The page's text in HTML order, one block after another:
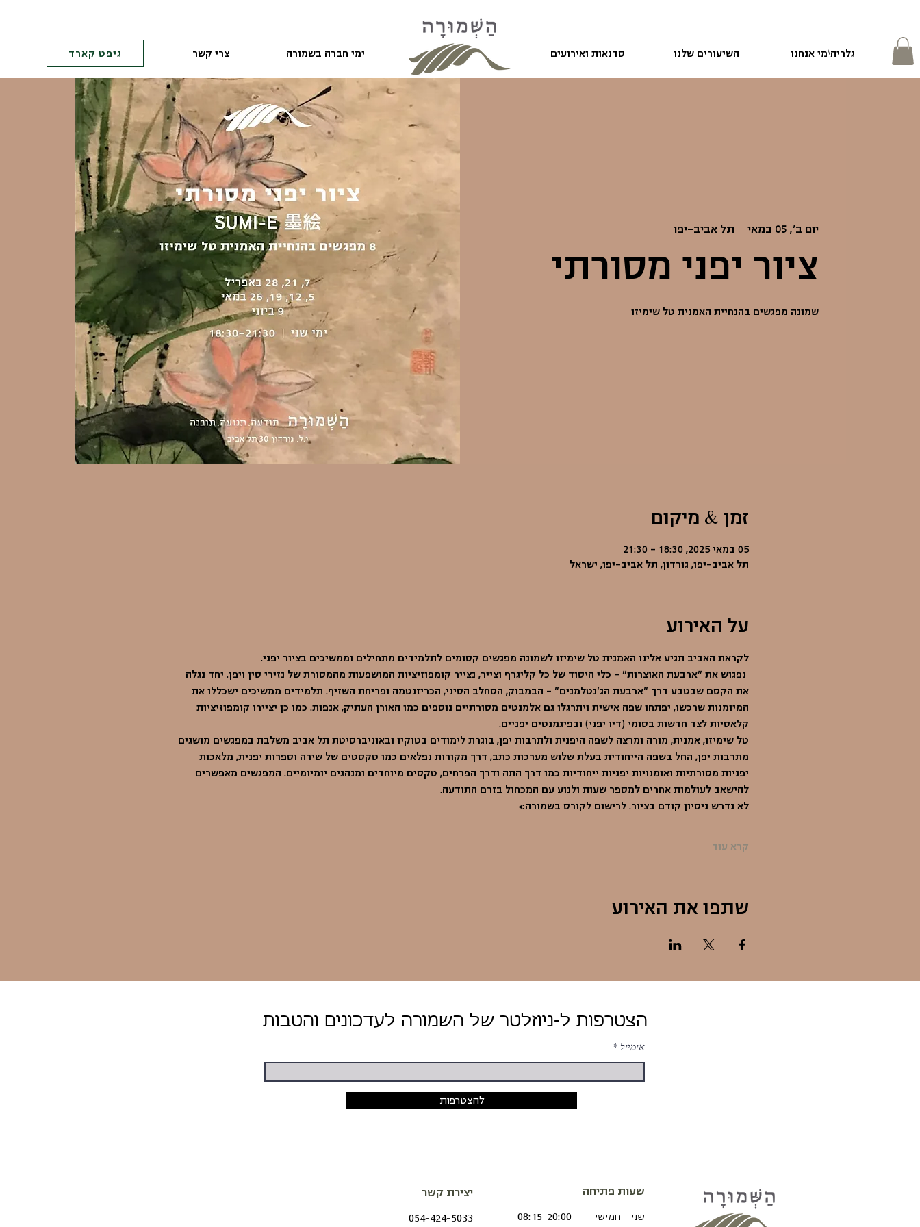
גיפט קארד צרי קשר ימי חברה בשמורה סדנאות ואירועים השיעורים שלנו גלריה\מי אנחנו
יום ב׳, 05 במאי תל אביב-יפו
ציור יפני מסורתי
שמונה מפגשים בהנחיית האמנית טל שימיזו
זמן & מיקום
05 במאי 2025, 18:30 – 21:30
תל אביב-יפו, גורדון, תל אביב-יפו, ישראל
על האירוע
לקראת האביב תגיע אלינו האמנית טל שימיזו לשמונה מפגשים קסומים לתלמידים מתחילים וממשיכים בציור יפני.
נפגוש את "ארבעת האוצרות" – כלי היסוד של כל קליגרף וצייר, נצייר קומפוזיציות המושפעות מהמסורת של נזירי סין ויפן. יחד נגלה
את הקסם שבטבע דרך "ארבעת הג'נטלמנים" – הבמבוק, הסחלב הסיני, הכריזנטמה ופריחת השזיף. תלמידים ממשיכים ישכללו את
המיומנות שרכשו, יפתחו שפה אישית ויתרגלו גם אלמנטים מסורתיים נוספים כמו האורן העתיק, אנפות. כמו כן יציירו קומפוזיציות
קלאסיות לצד חדשות בסומי (דיו יפני) ובפיגמנטים יפניים.
טל שימיזו, אמנית, מורה ומרצה לשפה היפנית ולתרבות יפן, בוגרת לימודים בטוקיו ובאוניברסיטת תל אביב משלבת במפגשים מושגים
מתרבות יפן, החל בשפה הייחודית בעלת שלוש מערכות כתב, דרך מקורות נפלאים כמו טקסטים של שירה וספרות יפנית, מלאכות
יפניות מסורתיות ואומנויות יפניות ייחודיות כמו דרך התה ודרך הפרחים, טקסים מיוחדים ומנהגים יומיומיים. המפגשים מאפשרים
להישאב לעולמות אחרים למספר שעות ולנוע עם המכחול בזרם התודעה.
לא נדרש ניסיון קודם בציור. לרישום לקורס בשמורה:…
קרא עוד
שתפו את האירוע
אימייל
להצטרפות
יצירת קשר
054-424-5033
שעות פתיחה
08:15-20:00 שני - חמישי